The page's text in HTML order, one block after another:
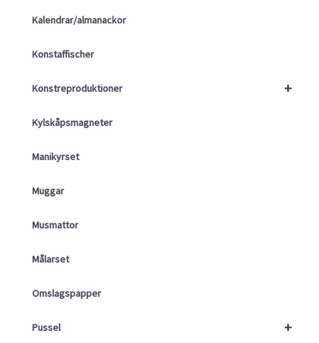
Kalendrar/almanackor
Konstaffischer
+
Konstreproduktioner
Kylskåpsmagneter
Manikyrset
Muggar
Musmattor
Målarset
Omslagspapper
+
Pussel